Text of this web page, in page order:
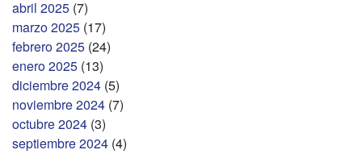
abril 2025 (7)
marzo 2025 (17)
febrero 2025 (24)
enero 2025 (13)
diciembre 2024 (5)
noviembre 2024 (7)
octubre 2024 (3)
septiembre 2024 (4)